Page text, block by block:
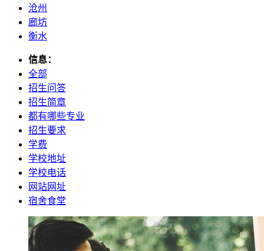
沧州
廊坊
衡水
信息：
全部
招生问答
招生简章
都有哪些专业
招生要求
学费
学校地址
学校电话
网站网址
宿舍食堂